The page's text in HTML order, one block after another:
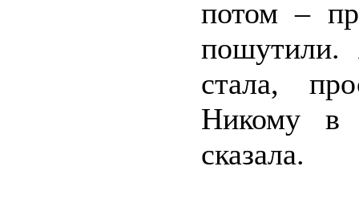
потом –
пошутили.
стала,
Никому в
сказала.